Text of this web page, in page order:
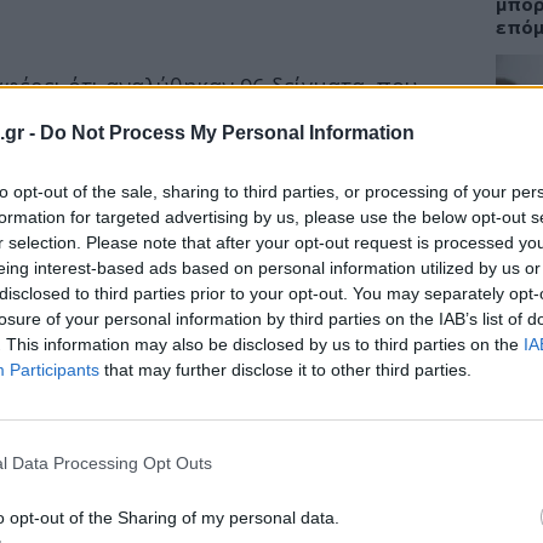
- Do Not Process My Personal Information
opt-out of the sale, sharing to third parties, or processing of your
for targeted advertising by us, please use the below opt-out
selection. Please note that after your opt-out request is processed
interest-based ads based on personal information utilized by us
to third parties prior to your opt-out. You may separately
of your personal information by third parties on the IAB’s list of
This information may also be disclosed by us to third parties on the
Participants that may further disclose it to other third parties.
Data Processing Opt Outs
opt-out of the Sharing of my personal data.
ότι αναλύθηκαν 96 δείγματα, που
2021
και προέρχονται από την
31 δείγματα θετικά
για το στέλεχος
01 (Lineage Β.1.1.7), τα οποία
νοσοκομεία
204 δείγματα θετικάγια το
lineage και ένα
South Africa του ιού SARS-CoV-2.